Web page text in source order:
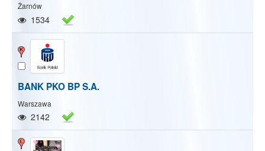
Żarnów
1534
BANK PKO BP S.A.
Warszawa
2142